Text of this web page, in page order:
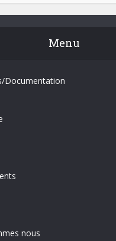
Menu
Documentation
nous